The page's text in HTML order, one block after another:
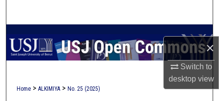
×
Switch to
desktopview
My Account
About
Home > ALKIMIYA > No. 25 (2025)